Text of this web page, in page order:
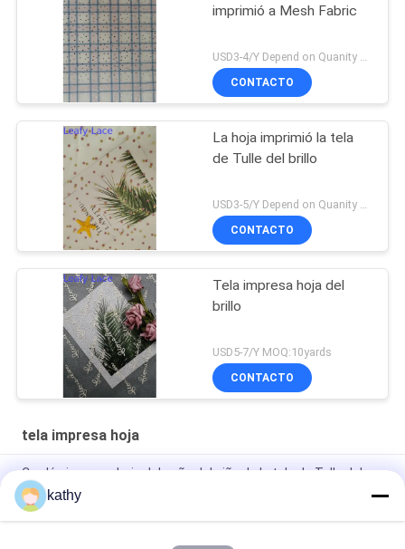
imprimió a Mesh Fabric
USD3-4/Y Depend on Quanity MOQ:10yards
CONTACTO
La hoja imprimió la tela
de Tulle del brillo
CONTACTO
Tela impresa hoja del
brillo
USD5-7/Y MOQ:10yards
CONTACTO
tela impresa hoja
Cordón impreso hoja del paño del niño de la tela de Tulle del
inspector del 145CM Digitaces
Color Mesh Foil Printed Fabric reunido el 130CM de la marina
kathy